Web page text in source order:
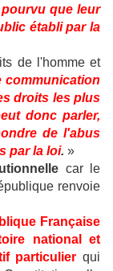
que leur
établi par la
de l'homme et
communication
droits les plus
donc parler,
de l'abus
par la loi. »
car le
renvoie
Française
national et
particulier qui